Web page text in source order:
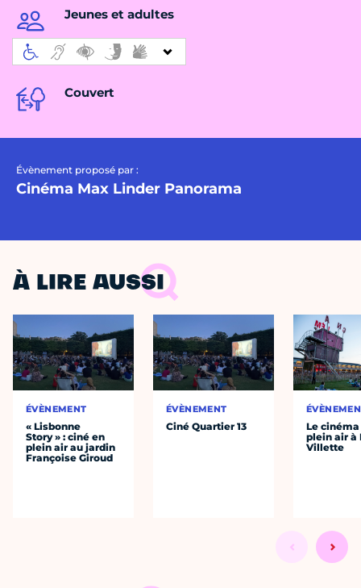
Jeunes et adultes
Couvert
Évènement proposé par :
Cinéma Max Linder Panorama
À LIRE AUSSI
ÉVÈNEMENT
« Lisbonne
Story » : ciné en
plein air au jardin
Françoise Giroud
ÉVÈNEMENT
Ciné Quartier 13
Le cinéma
plein air à
Villette